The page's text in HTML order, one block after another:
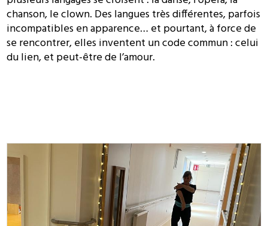
chanson, le clown. Des langues très différentes, parfois
incompatibles en apparence… et pourtant, à force de
se rencontrer, elles inventent un code commun : celui
du lien, et peut-être de l’amour.